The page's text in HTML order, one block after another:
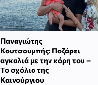
Παναγιώτης
Κουτσουμπής: Ποζάρει
αγκαλιά με την κόρη του –
Το σχόλιο της
Καινούργιου